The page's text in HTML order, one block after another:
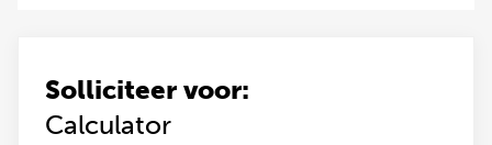
Solliciteer voor:
Calculator